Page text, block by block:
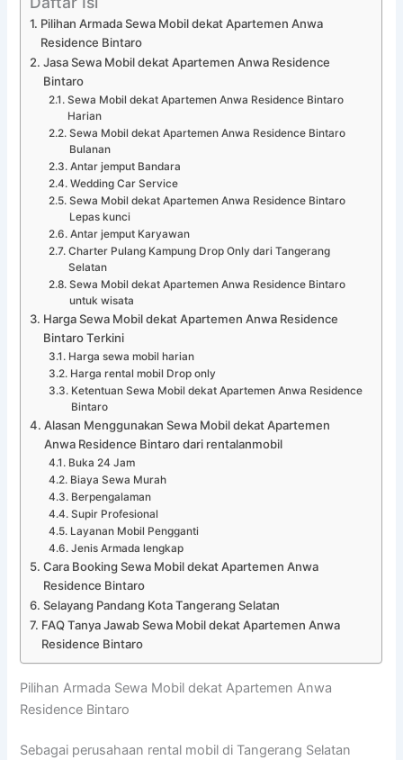
Pilihan Armada Sewa Mobil dekat Apartemen Anwa
Residence Bintaro
Jasa Sewa Mobil dekat Apartemen Anwa Residence
Bintaro
Sewa Mobil dekat Apartemen Anwa Residence Bintaro
Harian
Sewa Mobil dekat Apartemen Anwa Residence Bintaro
Bulanan
Antar jemput Bandara
Wedding Car Service
Sewa Mobil dekat Apartemen Anwa Residence Bintaro
Lepas kunci
Antar jemput Karyawan
Charter Pulang Kampung Drop Only dari Tangerang
Selatan
Sewa Mobil dekat Apartemen Anwa Residence Bintaro
untuk wisata
Harga Sewa Mobil dekat Apartemen Anwa Residence
Bintaro Terkini
Harga sewa mobil harian
Harga rental mobil Drop only
Ketentuan Sewa Mobil dekat Apartemen Anwa Residence
Bintaro
Alasan Menggunakan Sewa Mobil dekat Apartemen
Anwa Residence Bintaro dari rentalanmobil
Buka 24 Jam
Biaya Sewa Murah
Berpengalaman
Supir Profesional
Layanan Mobil Pengganti
Jenis Armada lengkap
Cara Booking Sewa Mobil dekat Apartemen Anwa
Residence Bintaro
Selayang Pandang Kota Tangerang Selatan
FAQ Tanya Jawab Sewa Mobil dekat Apartemen Anwa
Residence Bintaro
Pilihan Armada Sewa Mobil dekat Apartemen Anwa
Residence Bintaro
Sebagai perusahaan rental mobil di Tangerang Selatan